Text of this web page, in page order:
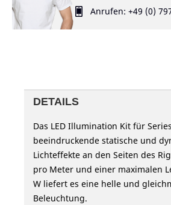
Anrufen: +49 (0)
DETAILS
Das LED Illumination Kit für
beeindruckende statische und
Lichteffekte an den Seiten des
pro Meter und einer maximalen
W liefert es eine helle und
Beleuchtung.